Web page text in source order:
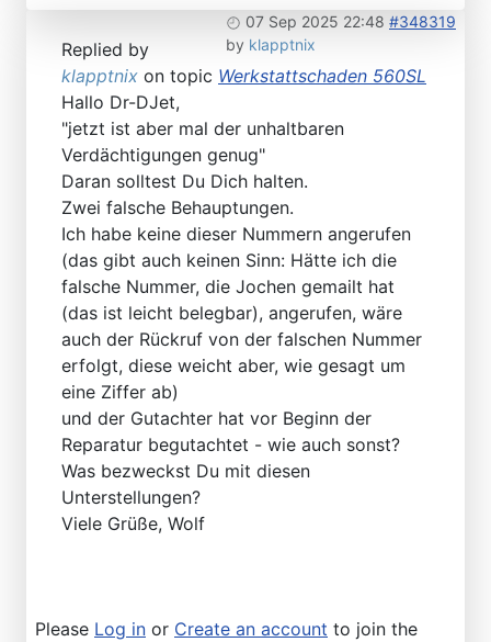
07 Sep 2025 22:48 #348319
by klapptnix
Replied by
klapptnix on topic Werkstattschaden 560SL
Hallo Dr-DJet,
"jetzt ist aber mal der unhaltbaren
Verdächtigungen genug"
Daran solltest Du Dich halten.
Zwei falsche Behauptungen.
Ich habe keine dieser Nummern angerufen
(das gibt auch keinen Sinn: Hätte ich die
falsche Nummer, die Jochen gemailt hat
(das ist leicht belegbar), angerufen, wäre
auch der Rückruf von der falschen Nummer
erfolgt, diese weicht aber, wie gesagt um
eine Ziffer ab)
und der Gutachter hat vor Beginn der
Reparatur begutachtet - wie auch sonst?
Was bezweckst Du mit diesen
Unterstellungen?
Viele Grüße, Wolf
Please Log in or Create an account to join the